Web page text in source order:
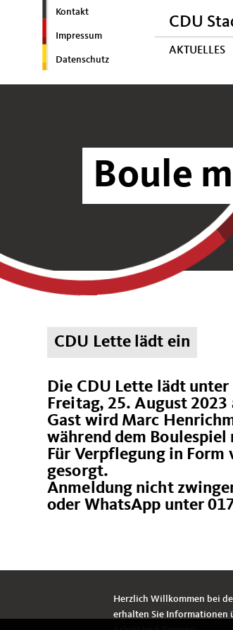
Kontakt
Impressum
Datenschutz
CDU
AKTUELLES
Boule
CDU Lette lädt ein
Die CDU Lette lädt
Freitag, 25. August
Gast wird Marc
während dem
Für Verpflegung in
gesorgt.
Anmeldung nicht
oder WhatsApp unter
Herzlich Willkommen bei
erhalten Sie Informationen